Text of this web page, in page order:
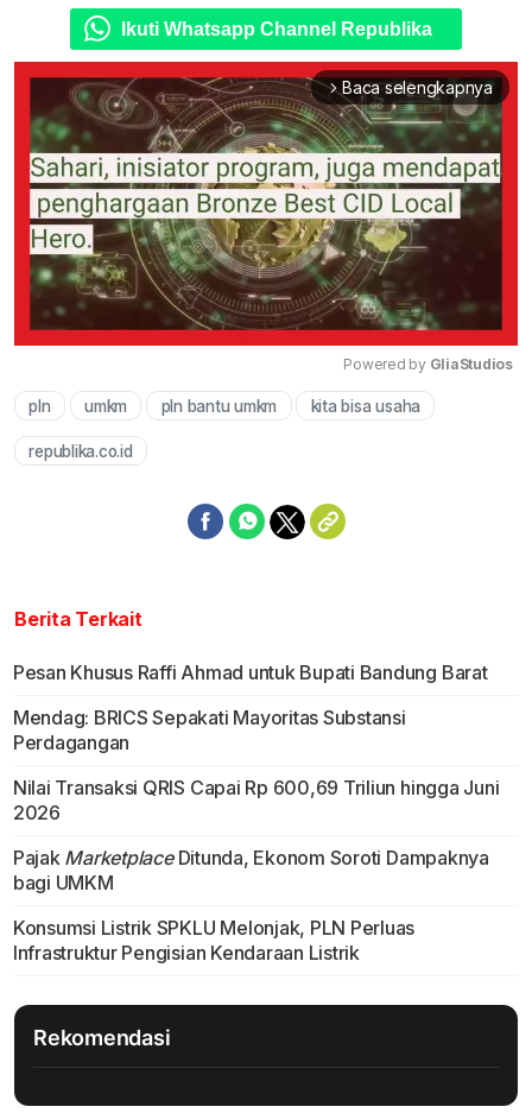
Ikuti Whatsapp Channel Republika
arrow_forward_ios Baca selengkapnya
Mute
Powered by GliaStudios
pln umkm pln bantu umkm kita bisa usaha
republika.co.id
Berita Terkait
Pesan Khusus Raffi Ahmad untuk Bupati Bandung Barat
Mendag: BRICS Sepakati Mayoritas Substansi
Perdagangan
Nilai Transaksi QRIS Capai Rp 600,69 Triliun hingga Juni
2026
Pajak MarketplaceDitunda, Ekonom Soroti Dampaknya
bagi UMKM
Konsumsi Listrik SPKLU Melonjak, PLN Perluas
Infrastruktur Pengisian Kendaraan Listrik
Rekomendasi